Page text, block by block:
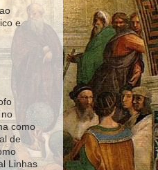
e
como
de
Linhas